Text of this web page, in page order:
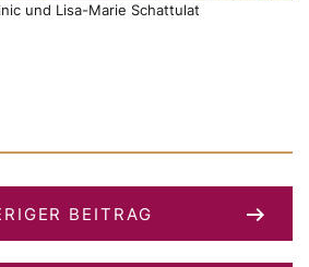
und Lisa-Marie Schattulat
BEITRAG